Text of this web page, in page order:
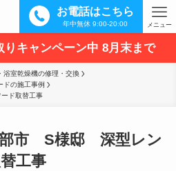
お電話はこちら
年中無休 9:00-20:00 メニュー
りキャンペーン中 8月末まで
浴室乾燥機の修理・交換
ドの施工事例
ド取替工事
部市 S様邸 深型レン
工事